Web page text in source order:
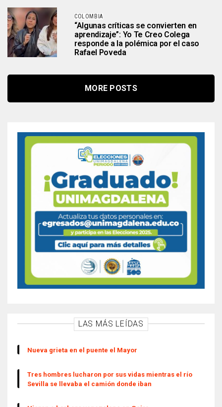
COLOMBIA
“Algunas críticas se convierten en
aprendizaje”: Yo Te Creo Colega
responde a la polémica por el caso
Rafael Poveda
MORE POSTS
LAS MÁS LEÍDAS
Nueva grieta en el puente el Mayor
Tres hombres lucharon por sus vidas mientras el río
Sevilla se llevaba el camión donde iban